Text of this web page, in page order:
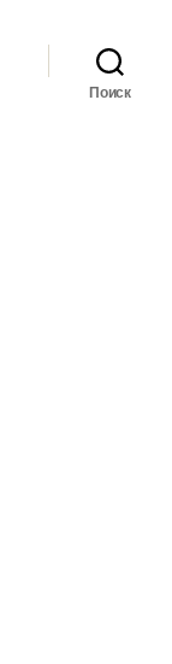
Поиск